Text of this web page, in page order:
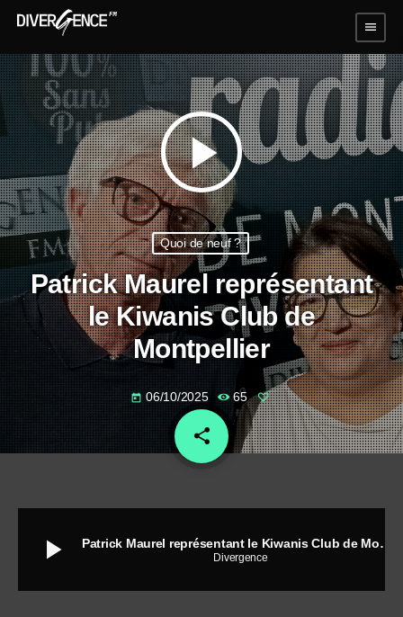
menu
play_arrow
Quoi de neuf ?
Patrick Maurel représentant
le Kiwanis Club de
Montpellier
today 06/10/2025 65
share
email
play_arrow Patrick Maurel représentant le Kiwanis Club de Montpellier
Divergence